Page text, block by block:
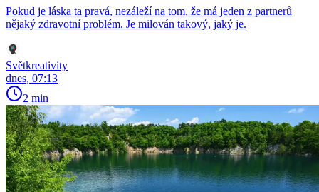
Pokud je láska ta pravá, nezáleží na tom, že má jeden z partnerů
nějaký zdravotní problém. Je milován takový, jaký je.
Světkreativity
dnes, 07:13
2 min